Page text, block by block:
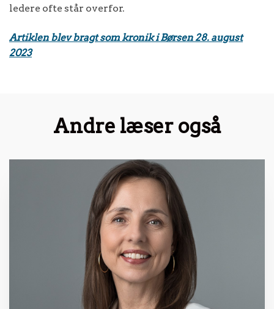
ledere ofte står overfor.
Artiklen blev bragt som kronik i Børsen 28. august
2023
Andre læser også